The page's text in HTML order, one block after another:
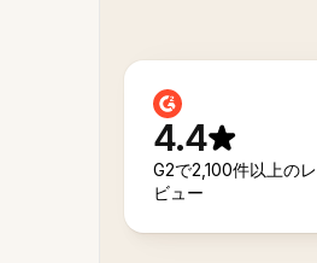
4.4
G2で2,100件以上のレ
ビュー